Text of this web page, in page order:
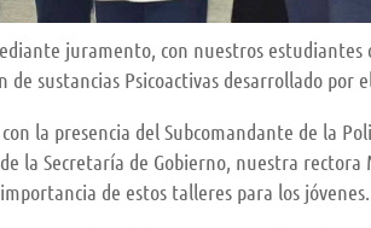
juramento, con nuestros estudiantes
de sustancias Psicoactivas desarrollado por
la presencia del Subcomandante de la
la Secretaría de Gobierno, nuestra rectora
de estos talleres para los jóvenes.